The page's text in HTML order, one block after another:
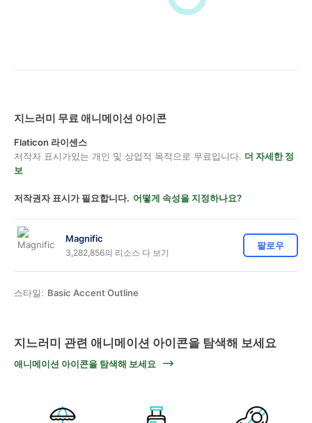
지느러미 무료 애니메이션 아이콘
Flaticon 라이센스
저작자 표시가있는 개인 및 상업적 목적으로 무료입니다. 더 자세한 정
보
저작권자 표시가 필요합니다. 어떻게 속성을 지정하나요?
Magnific
3,282,856의 리소스 다 보기
팔로우
스타일: Basic Accent Outline
지느러미 관련 애니메이션 아이콘을 탐색해 보세요
애니메이션 아이콘을 탐색해 보세요